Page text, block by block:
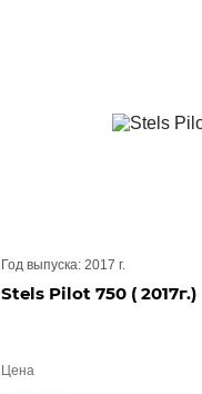
Год выпуска:2017г.
Stels Pilot 750 ( 2017г.)
Цена